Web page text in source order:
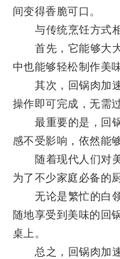
间变得香脆可口。
与传统烹饪方式相
首先，它能够大大
中也能够轻松制作美
其次，回锅肉加速
操作即可完成，无需
最重要的是，回锅
感不受影响，依然能
随着现代人们对美
为了不少家庭必备的
无论是繁忙的白领
随地享受到美味的回
桌上。
总之，回锅肉加速